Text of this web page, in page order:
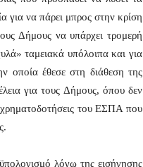
για να πάρει μπρος στην κρίση
Δήμους να υπάρχει τρομερή
ταμειακά υπόλοιπα και για
οποία έθεσε στη διάθεση της
για τους Δήμους, όπου δεν
του ΕΣΠΑ που
λόγω της εισήγησης